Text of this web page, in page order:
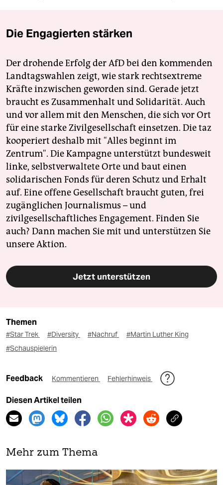
Die Engagierten stärken
Der drohende Erfolg der AfD bei den kommenden
Landtagswahlen zeigt, wie stark rechtsextreme
Kräfte inzwischen geworden sind. Gerade jetzt
braucht es Zusammenhalt und Solidarität. Auch
und vor allem mit den Menschen, die sich vor Ort
für eine starke Zivilgesellschaft einsetzen. Die taz
kooperiert deshalb mit "Alles beginnt im
Zentrum". Die Kampagne unterstützt bundesweit
linke, selbstverwaltete Orte und baut einen
solidarischen Fonds für deren Schutz und Erhalt
auf. Eine offene Gesellschaft braucht guten, frei
zugänglichen Journalismus – und
zivilgesellschaftliches Engagement. Finden Sie
auch? Dann machen Sie mit und unterstützen Sie
unsere Aktion.
Jetzt unterstützen
Themen
#Star Trek #Diversity #Nachruf
#Martin Luther King
#Schauspielerin
Feedback Kommentieren Fehlerhinweis
Diesen Artikel teilen
Mehr zum Thema